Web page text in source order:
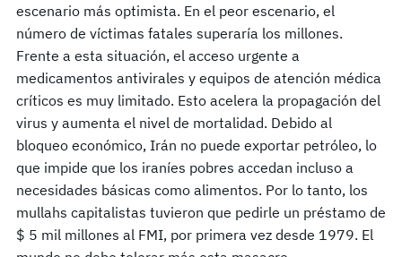
escenario más optimista. En el peor escenario, el
número de víctimas fatales superaría los millones.
Frente a esta situación, el acceso urgente a
medicamentos antivirales y equipos de atención médica
críticos es muy limitado. Esto acelera la propagación del
virus y aumenta el nivel de mortalidad. Debido al
bloqueo económico, Irán no puede exportar petróleo, lo
que impide que los iraníes pobres accedan incluso a
necesidades básicas como alimentos. Por lo tanto, los
mullahs capitalistas tuvieron que pedirle un préstamo de
$ 5 mil millones al FMI, por primera vez desde 1979. El